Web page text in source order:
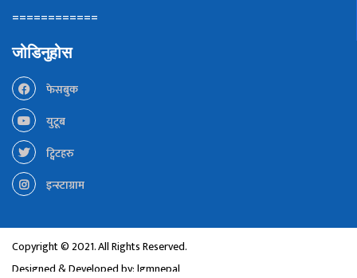
============
जोडिनुहोस
फेसबुक
युटूब
ट्विटहरु
इन्स्टाग्राम
Copyright © 2021. All Rights Reserved.
Designed & Developed by:lgmnepal